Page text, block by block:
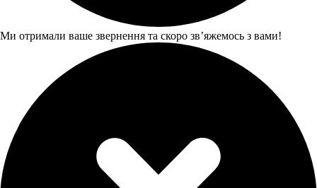
Ми отримали ваше звернення та скоро звʼяжемось з вами!